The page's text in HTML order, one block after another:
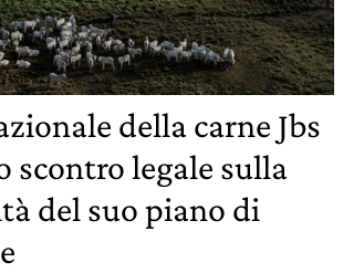
della carne Jbs
scontro legale sulla
del suo piano di